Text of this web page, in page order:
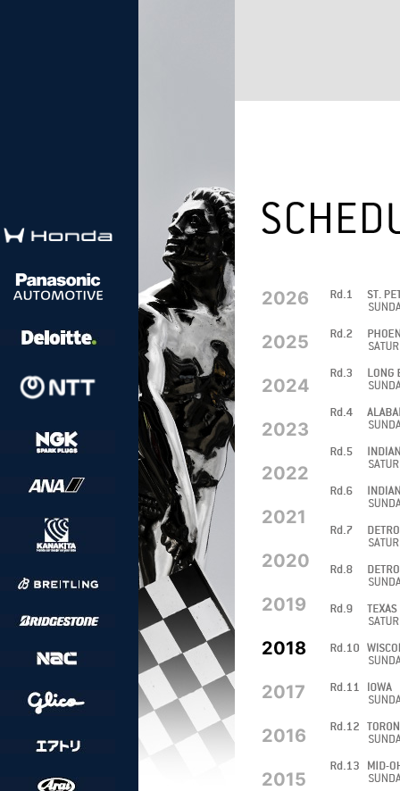
2026
2025
2024
2023
2022
2021
2020
2019
2018
2017
2016
2015